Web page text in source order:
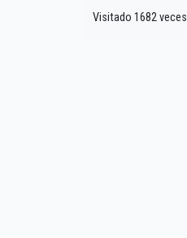
Visitado 1682 veces